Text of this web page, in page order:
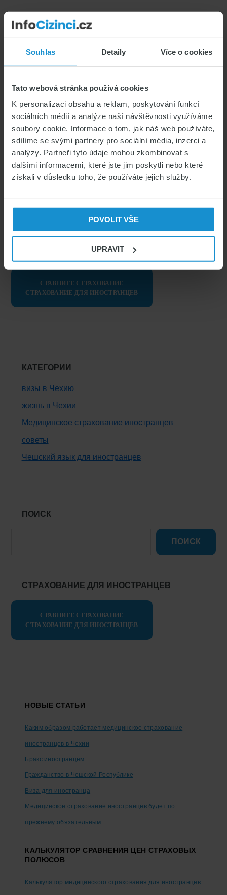
Souhlas Detaily Více o cookies
Tato webová stránka používá cookies
K personalizaci obsahu a reklam, poskytování funkcí
sociálních médií a analýze naší návštěvnosti využíváme
soubory cookie. Informace o tom, jak náš web používáte,
sdílíme se svými partnery pro sociální média, inzerci a
analýzy. Partneři tyto údaje mohou zkombinovat s
dalšími informacemi, které jste jim poskytli nebo které
získali v důsledku toho, že používáte jejich služby.
POVOLIT VŠE
UPRAVIT
Natela Ismail
roku 2013. Jako cizinec, který žije v
České republice, využívám při psaní
článků vlastní zkušenosti. Doufám,
že mé články pomohou všem
cizincům, kteří chtějí studovat nebo
se přestěhovat do České republiky.
Primary
СТРАХОВАНИЕ ДЛЯ ИНОСТРАНЦЕВ
СРАВНИТЕ СТРАХОВАНИЕ
СТРАХОВАНИЕ ДЛЯ ИНОСТРАНЦЕВ
КАТЕГОРИИ
визы в Чехию
жизнь в Чехии
Медицинское страхование иностранцев
советы
Чешский язык для иностранцев
ПОИСК
ПОИСК
СТРАХОВАНИЕ ДЛЯ ИНОСТРАНЦЕВ
СРАВНИТЕ СТРАХОВАНИЕ
СТРАХОВАНИЕ ДЛЯ ИНОСТРАНЦЕВ
FooterНОВЫЕ СТАТЬИ
Каким образом работает медицинское страхование
иностранцев в Чехии
Бракс иностранцем
Гражданство в Чешской Республике
Виза для иностранца
Медицинское страхование иностранцев будет по-
прежнему обязательным
КАЛЬКУЛЯТОР СРАВНЕНИЯ ЦЕН СТРАХОВЫХ
ПОЛЮСОВ
Калькулятор медицинского страхования для иностранцев